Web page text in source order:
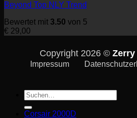
Beyond Top NLY Trend
Bewertet mit 3.50 von 5
€ 29,00
Copyright 2026 ©
Impressum
Suche
nach:
Corsair 2000D